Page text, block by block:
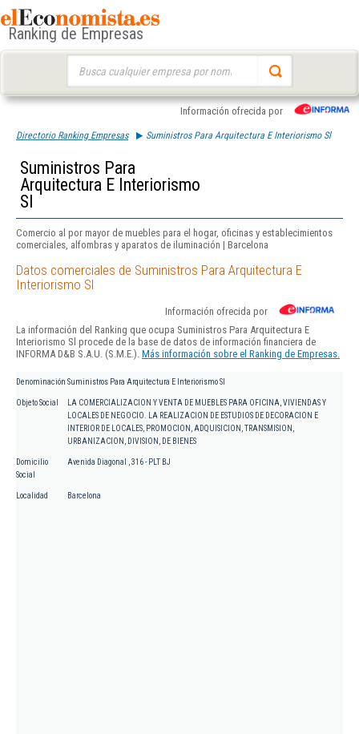
Ranking de Empresas
Información ofrecida por
Directorio Ranking Empresas Suministros Para Arquitectura E Interiorismo Sl
Suministros Para
Arquitectura E Interiorismo
Sl
Comercio al por mayor de muebles para el hogar, oficinas y establecimientos
comerciales, alfombras y aparatos de iluminación | Barcelona
Datos comerciales de Suministros Para Arquitectura E
Interiorismo Sl
Información ofrecida por
La información del Ranking que ocupa Suministros Para Arquitectura E
Interiorismo Sl procede de la base de datos de información financiera de
INFORMA D&B S.A.U. (S.M.E.). Más información sobre el Ranking de Empresas.
Denominación Suministros Para Arquitectura E Interiorismo Sl
Objeto Social
LA COMERCIALIZACION Y VENTA DE MUEBLES PARA OFICINA, VIVIENDAS Y
LOCALES DE NEGOCIO. LA REALIZACION DE ESTUDIOS DE DECORACION E
INTERIOR DE LOCALES, PROMOCION, ADQUISICION, TRANSMISION,
URBANIZACION, DIVISION, DE BIENES
Domicilio
Social
Avenida Diagonal , 316 - PLT BJ
Localidad Barcelona